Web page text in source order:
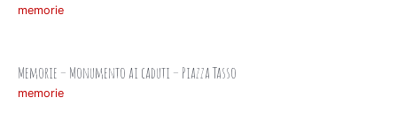
memorie
Memorie – Monumento ai caduti – Piazza Tasso
memorie